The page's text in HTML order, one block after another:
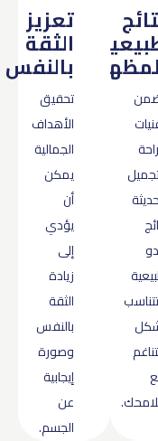
تعزيز
الثقة
بالنفس
تحقيق
الأهداف
الجمالية
يمكن
أن
يؤدي
إلى
زيادة
الثقة
بالنفس
وصورة
إيجابية
عن
الجسم.